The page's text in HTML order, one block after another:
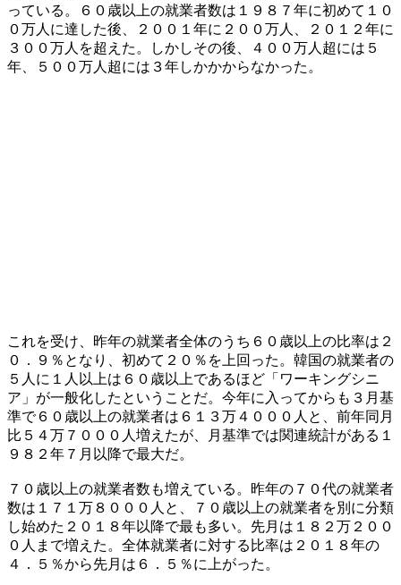
っている。６０歳以上の就業者数は１９８７年に初めて１０
０万人に達した後、２００１年に２００万人、２０１２年に
３００万人を超えた。しかしその後、４００万人超には５
年、５００万人超には３年しかかからなかった。
これを受け、昨年の就業者全体のうち６０歳以上の比率は２
０．９％となり、初めて２０％を上回った。韓国の就業者の
５人に１人以上は６０歳以上であるほど「ワーキングシニ
ア」が一般化したということだ。今年に入ってからも３月基
準で６０歳以上の就業者は６１３万４０００人と、前年同月
比５４万７０００人増えたが、月基準では関連統計がある１
９８２年７月以降で最大だ。
７０歳以上の就業者数も増えている。昨年の７０代の就業者
数は１７１万８０００人と、７０歳以上の就業者を別に分類
し始めた２０１８年以降で最も多い。先月は１８２万２００
０人まで増えた。全体就業者に対する比率は２０１８年の
４．５％から先月は６．５％に上がった。